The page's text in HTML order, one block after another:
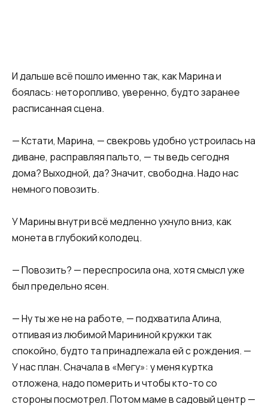
И дальше всё пошло именно так, как Марина и
боялась: неторопливо, уверенно, будто заранее
расписанная сцена.
— Кстати, Марина, — свекровь удобно устроилась на
диване, расправляя пальто, — ты ведь сегодня
дома? Выходной, да? Значит, свободна. Надо нас
немного повозить.
У Марины внутри всё медленно ухнуло вниз, как
монета в глубокий колодец.
— Повозить? — переспросила она, хотя смысл уже
был предельно ясен.
— Ну ты же не на работе, — подхватила Алина,
отпивая из любимой Марининой кружки так
спокойно, будто та принадлежала ей с рождения. —
У нас план. Сначала в «Мегу»: у меня куртка
отложена, надо померить и чтобы кто-то со
стороны посмотрел. Потом маме в садовый центр —